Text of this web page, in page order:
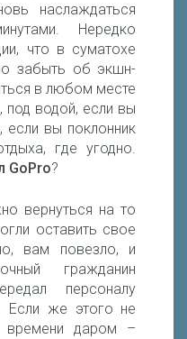
наслаждаться
Нередко
что в суматохе
забыть об экшн-
в любом месте
под водой, если вы
если вы поклонник
где угодно.
GoPro?
вернуться на то
оставить свое
вам повезло, и
гражданин
персоналу
Если же этого не
времени даром –